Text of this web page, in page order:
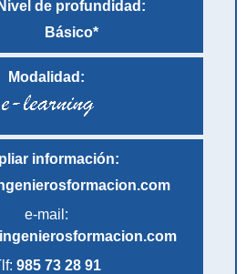
Nivel de profundidad:
Básico*
Modalidad:
información:
e-mail:
985 73 28 91